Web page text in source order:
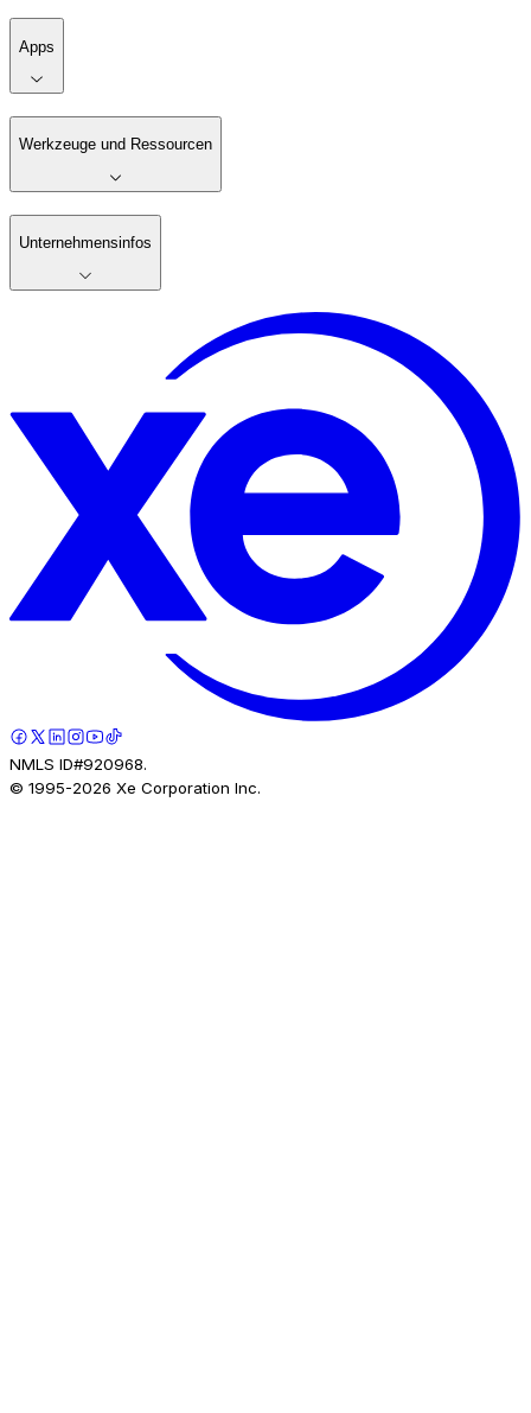
Apps
Werkzeuge und Ressourcen
Unternehmensinfos
NMLS ID#920968.
© 1995-2026 Xe Corporation Inc.